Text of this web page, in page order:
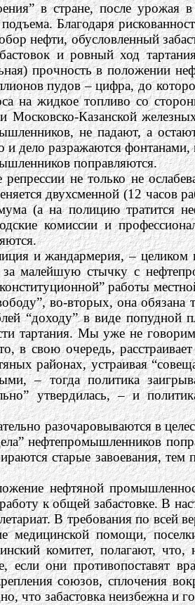
в стране, после
Благодаря
нефти, обусловленный
и ровный ход
прочность в положении
пудов – цифра, до
на жидкое топливо со
и Московско-Казанской
не падают, а
и дело разражаются
поправляются.
не только не
двухсменной (12
(а на полицию тратится
комиссии и
и жандармерия, –
малейшую стычку с
работы
во-вторых, она обязана
“доходу” в виде попудной
тартания. Мы уже не
в свою очередь,
районах, устраивая
– тогда политика
утвердилась, – и
разочаровываются в
нефтепромышленников
старые завоевания,
нефтяной
к общей забастовке. В
В требования по
медицинской помощи,
комитет, полагают,
если они противопоставят
союзов, сплочения
что забастовка неизбежна и